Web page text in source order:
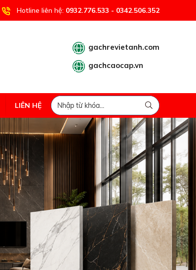
Hotline liên hệ: 0932.776.533 - 0342.506.352
gachrevietanh.com
gachcaocap.vn
LIÊN HỆ